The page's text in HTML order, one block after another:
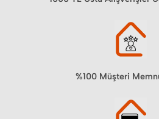
%100 Müşteri